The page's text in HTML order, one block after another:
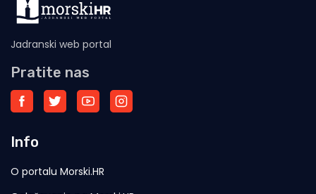
Jadranski web portal
Pratite nas
Info
O portalu Morski.HR